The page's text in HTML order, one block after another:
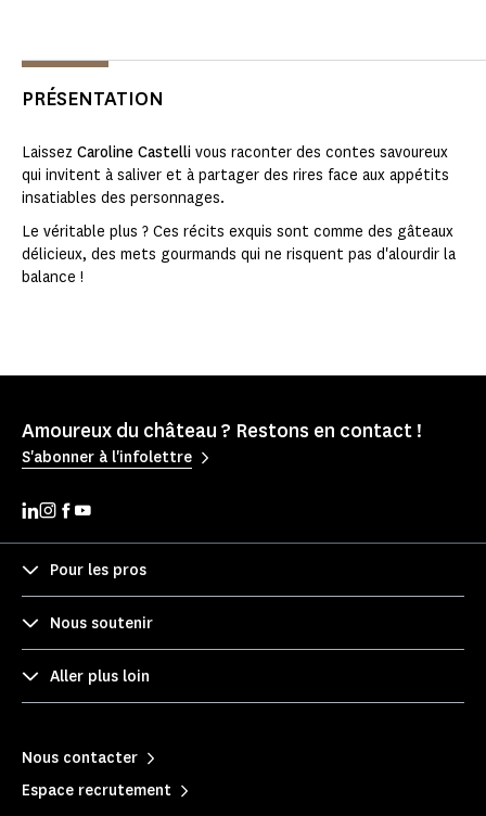
PRÉSENTATION
Laissez Caroline Castelli vous raconter des contes savoureux
qui invitent à saliver et à partager des rires face aux appétits
insatiables des personnages.
Le véritable plus ? Ces récits exquis sont comme des gâteaux
délicieux, des mets gourmands qui ne risquent pas d'alourdir la
balance !
Amoureux du château ? Restons en contact !
S'abonner à l'infolettre
Pour les pros
Nous soutenir
Aller plus loin
Nous contacter
Espace recrutement